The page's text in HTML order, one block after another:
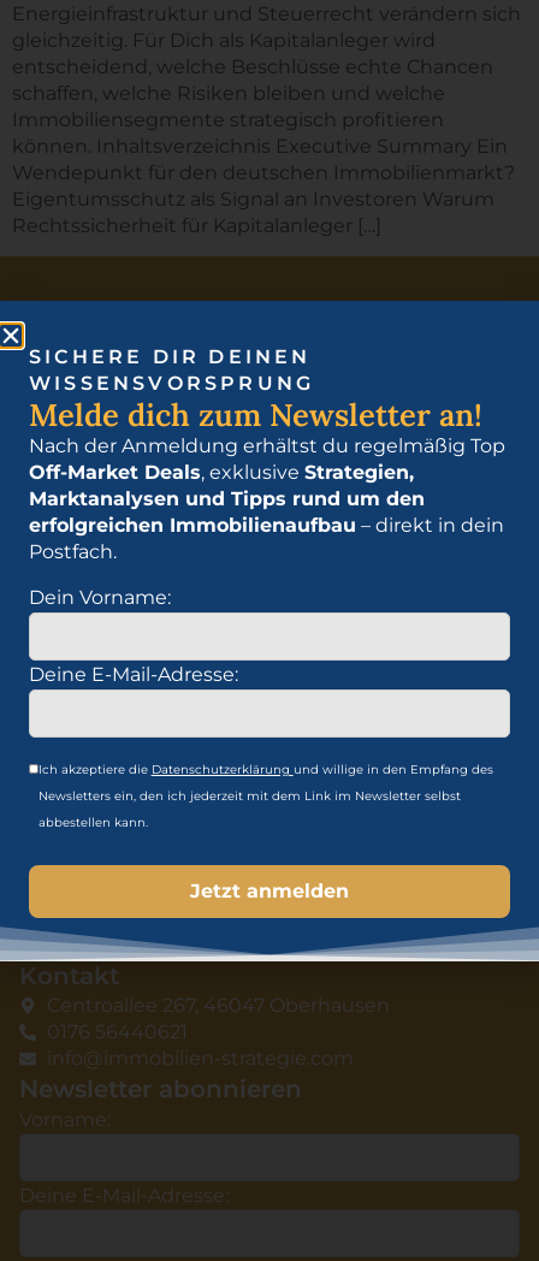
Energieinfrastruktur und Steuerrecht verändern sich
gleichzeitig. Für Dich als Kapitalanleger wird
entscheidend, welche Beschlüsse echte Chancen
schaffen, welche Risiken bleiben und welche
Immobiliensegmente strategisch profitieren
können. Inhaltsverzeichnis Executive Summary Ein
Wendepunkt für den deutschen Immobilienmarkt?
Eigentumsschutz als Signal an Investoren Warum
Rechtssicherheit für Kapitalanleger […]
Erfahre mehr über die Schlüsselstrategien der
nutzen kannst.
Immobilien Akademie
Zum Webinar anmelden
Jetzt Immobilien Buch kaufen
Immobilien Blog
Datenschutz
Impressum
Kontakt
Centroallee 267, 46047 Oberhausen
0176 56440621
info@immobilien-strategie.com
Newsletter abonnieren
Vorname:
Deine E-Mail-Adresse:
SICHERE DIR DEINEN
WISSENSVORSPRUNG
Melde dich zum Newsletter an!
Nach der Anmeldung erhältst du regelmäßig Top
Off-Market Deals, exklusive Strategien,
Marktanalysen und Tipps rund um den
erfolgreichen Immobilienaufbau – direkt in dein
Postfach.
Dein Vorname:
Deine E-Mail-Adresse:
Ich akzeptiere die Datenschutzerklärung und willige in den Empfang des
Newsletters ein, den ich jederzeit mit dem Link im Newsletter selbst
abbestellen kann.